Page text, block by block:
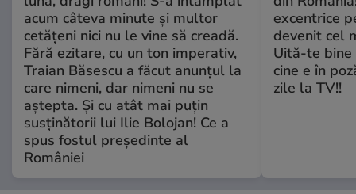
acum câteva minute și multor
cetățeni nici nu le vine să creadă.
Fără ezitare, cu un ton imperativ,
Traian Băsescu a făcut anunțul la
care nimeni, dar nimeni nu se
aștepta. Și cu atât mai puțin
susținătorii lui Ilie Bolojan! Ce a
spus fostul președinte al
României
excentrice
devenit cel
Uită-te bine
cine e în
zile la TV!!